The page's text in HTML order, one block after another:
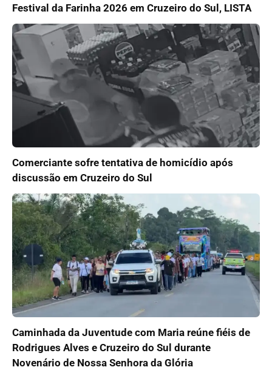
Festival da Farinha 2026 em Cruzeiro do Sul, LISTA
Comerciante sofre tentativa de homicídio após
discussão em Cruzeiro do Sul
Caminhada da Juventude com Maria reúne fiéis de
Rodrigues Alves e Cruzeiro do Sul durante
Novenário de Nossa Senhora da Glória